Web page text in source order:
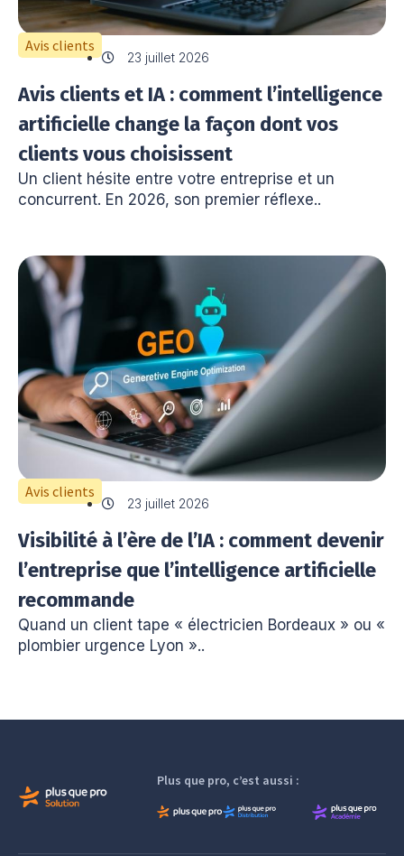
Avis clients
23 juillet 2026
Avis clients et IA : comment l’intelligence
artificielle change la façon dont vos
clients vous choisissent
Un client hésite entre votre entreprise et un
concurrent. En 2026, son premier réflexe..
Avis clients
23 juillet 2026
Visibilité à l’ère de l’IA : comment devenir
l’entreprise que l’intelligence artificielle
recommande
Quand un client tape « électricien Bordeaux » ou «
plombier urgence Lyon »..
Plus que pro, c’est aussi :